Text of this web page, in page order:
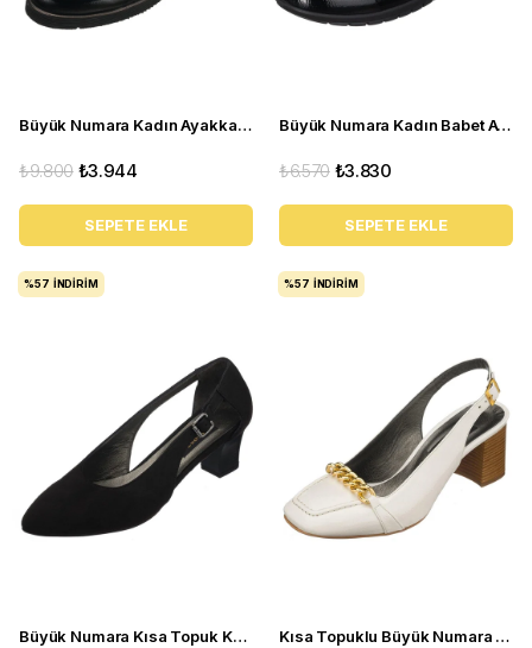
Büyük Numara Kadın Ayakkabı Babet MYG2002 siyah R
₺3.944
₺9.800
SEPETE EKLE
Büyük Numara Kadın Babet Ayakkabı DRL1123 Siyah
₺3.830
₺6.570
SEPETE EKLE
Büyük Numara Kısa Topuk Kadın Ayakkabı LTF00121 Siyah
%57 İNDIRIM
Kısa Topuklu Büyük Numara Kadın Stiletto LTF00161 Beyaz
%57 İNDIRIM